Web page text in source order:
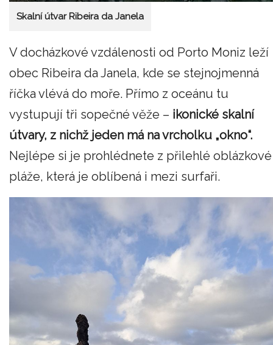
Skalní útvar Ribeira da Janela
V docházkové vzdálenosti od Porto Moniz leží
obec Ribeira da Janela, kde se stejnojmenná
říčka vlévá do moře. Přímo z oceánu tu
vystupují tři sopečné věže – ikonické skalní
útvary, z nichž jeden má na vrcholku „okno“.
Nejlépe si je prohlédnete z přilehlé oblázkové
pláže, která je oblíbená i mezi surfaři.